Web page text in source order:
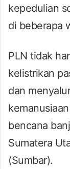
kepedulian
di beberapa
PLN tidak
kelistrikan
dan
bencana
Sumatera
(Sumbar).